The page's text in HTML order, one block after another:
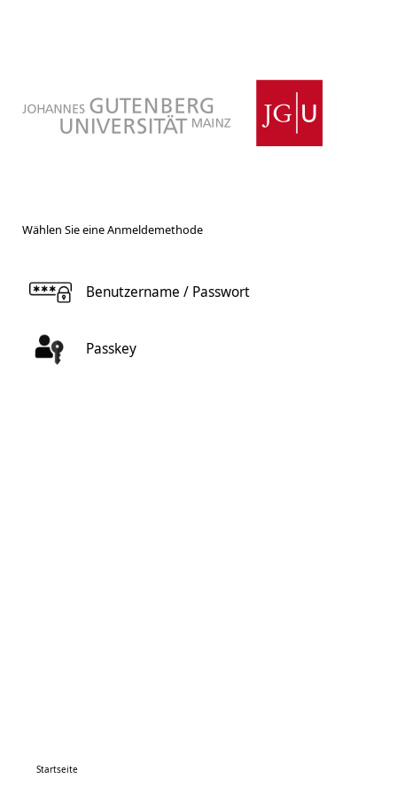
Wählen Sie eine Anmeldemethode
Benutzername / Passwort
Passkey
Startseite